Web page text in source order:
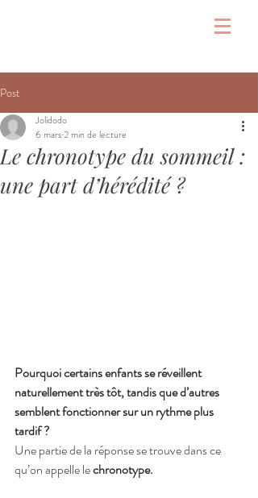
Post
Le chronotype du sommeil :
une part d’hérédité ?
Jolidodo
6 mars2 min de lecture
Pourquoi certains enfants se réveillent
naturellement très tôt, tandis que d’autres
semblent fonctionner sur un rythme plus
tardif ?
Une partie de la réponse se trouve dans ce
qu’on appelle le chronotype.